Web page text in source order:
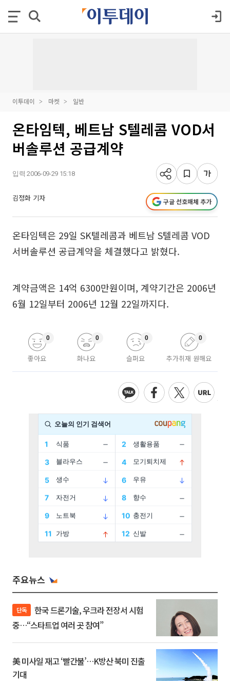
이투데이 마켓 일반
온타임텍, 베트남 S텔레콤 VOD서
버솔루션 공급계약
입력 2006-09-29 15:18
김정화 기자 구글 선호매체 추가
온타임텍은 29일 SK텔레콤과 베트남 S텔레콤 VOD
서버솔루션 공급계약을 체결했다고 밝혔다.
계약금액은 14억 6300만원이며, 계약기간은 2006년
6월 12일부터 2006년 12월 22일까지다.
좋아요
0
화나요
0
슬퍼요
0
추가취재 원해요
0
주요뉴스
단독
중…“스타트업 여러 곳 참여”
美 미사일 재고 ‘빨간불’…K방산 북미 진출
기대